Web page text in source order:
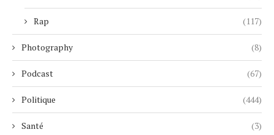
Rap (117)
Photography (8)
Podcast (67)
Politique (444)
Santé (3)